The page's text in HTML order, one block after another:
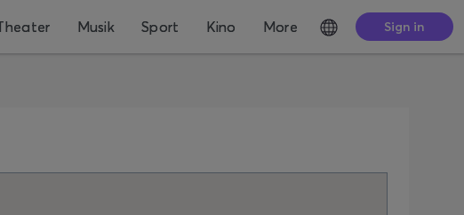
Musik Sport Kino More Sign in